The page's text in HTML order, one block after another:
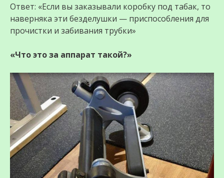
Ответ: «Если вы заказывали коробку под табак, то
наверняка эти безделушки — приспособления для
прочистки и забивания трубки»
«Что это за аппарат такой?»